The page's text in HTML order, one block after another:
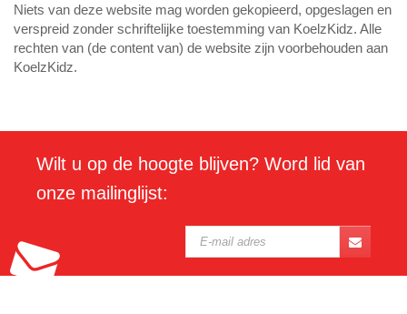
Niets van deze website mag worden gekopieerd, opgeslagen en
verspreid zonder schriftelijke toestemming van KoelzKidz. Alle
rechten van (de content van) de website zijn voorbehouden aan
KoelzKidz.
Wilt u op de hoogte blijven? Word lid van
onze mailinglijst: